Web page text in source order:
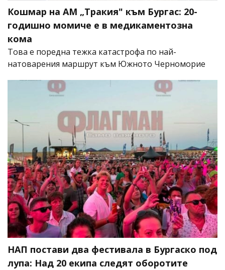
Кошмар на АМ „Тракия" към Бургас: 20-
годишно момиче е в медикаментозна
кома
Това е поредна тежка катастрофа по най-
натоварения маршрут към Южното Черноморие
НАП постави два фестивала в Бургаско под
лупа: Над 20 екипа следят оборотите